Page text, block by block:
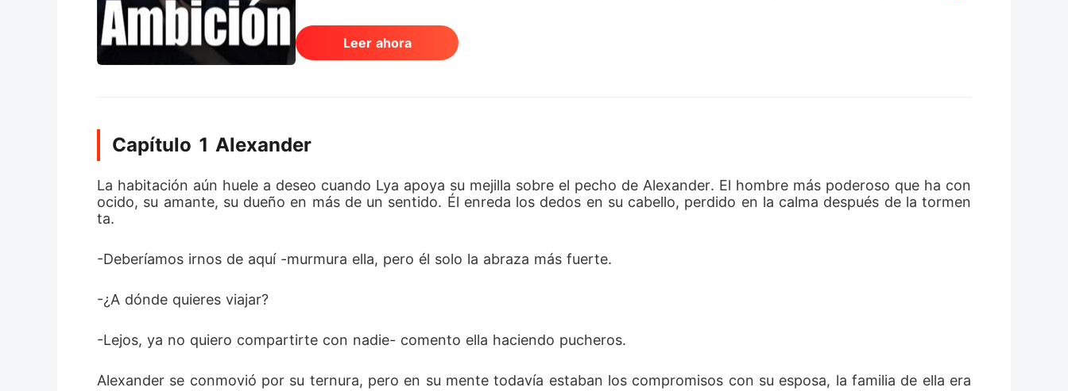
incapaz de creerlo. Katherine jadea, como si le hubieran arrancado el aire de los pulmones. -¿Qué acabas de
decir? -murmura él con un tono frío. Lya coloca una mano temblorosa sobre su vientre. Era ahora o nunca. -
es posible -susurra Katherine, negando la realidad, relajándose visiblemente en los brazos de su esposo. Pero
quedártelo... estás equivocada -la voz de Katherine es letal-. No tendrás nada. Lya mira a Alexander,
Leer ahora
Capítulo 1 Alexander
La habitación aún huele a deseo cuando Lya apoya su mejilla sobre el pecho de Alexander. El hombre más poderoso que ha con
ocido, su amante, su dueño en más de un sentido. Él enreda los dedos en su cabello, perdido en la calma después de la tormen
ta.
-Deberíamos irnos de aquí -murmura ella, pero él solo la abraza más fuerte.
-¿A dónde quieres viajar?
-Lejos, ya no quiero compartirte con nadie- comento ella haciendo pucheros.
Alexander se conmovió por su ternura, pero en su mente todavía estaban los compromisos con su esposa, la familia de ella era